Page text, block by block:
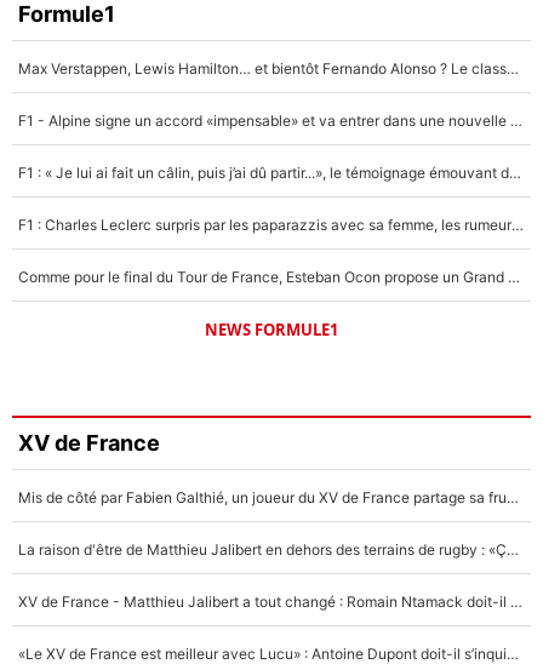
Formule1
Max Verstappen, Lewis Hamilton… et bientôt Fernando Alonso ? Le classement des pilotes les mieux payés en Formule 1 risque de changer !
F1 - Alpine signe un accord «impensable» et va entrer dans une nouvelle dimension : Grande nouvelle pour Pierre Gasly !
F1 : « Je lui ai fait un câlin, puis j’ai dû partir...», le témoignage émouvant de Max Verstappen sur sa fille
F1 : Charles Leclerc surpris par les paparazzis avec sa femme, les rumeurs étaient vraies !
Comme pour le final du Tour de France, Esteban Ocon propose un Grand Prix de Formule 1 à Paris : «Autour de l’Arc de Triomphe, ce serait génial» !
NEWS FORMULE1
XV de France
Mis de côté par Fabien Galthié, un joueur du XV de France partage sa frustration : «ils ne me l’ont pas dit tout de suite»
La raison d'être de Matthieu Jalibert en dehors des terrains de rugby : «Ça m'atteint autant que si tu touches à un membre de ma famille»
XV de France - Matthieu Jalibert a tout changé : Romain Ntamack doit-il s’inquiéter pour sa place à un an de la Coupe du monde ?
«Le XV de France est meilleur avec Lucu» : Antoine Dupont doit-il s’inquiéter pour sa place ?